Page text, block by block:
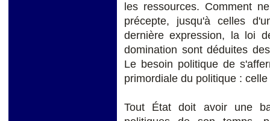
les ressources. Comment
précepte, jusqu'à celles
dernière expression, la loi
domination sont déduites
Le besoin politique de
primordiale du politique :
Tout État doit avoir une